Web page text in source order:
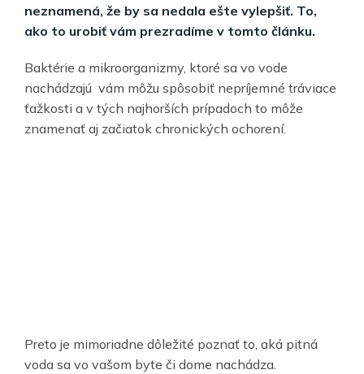
neznamená, že by sa nedala ešte vylepšiť. To,
ako to urobiť vám prezradíme v tomto článku.
Baktérie a mikroorganizmy, ktoré sa vo vode
nachádzajú vám môžu spôsobiť nepríjemné tráviace
ťažkosti a v tých najhorších prípadoch to môže
znamenať aj začiatok chronických ochorení.
Preto je mimoriadne dôležité poznať to, aká pitná
voda sa vo vašom byte či dome nachádza.